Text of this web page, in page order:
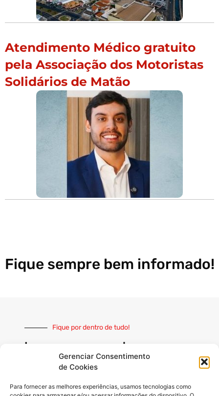
Gerenciar Consentimento
de Cookies
Para fornecer as melhores experiências, usamos tecnologias como
Atendimento Médico gratuito
pela Associação dos Motoristas
Solidários de Matão
Fique sempre bem informado!
Fique por dentro de tudo!
Inscreva-se e receba nossas
notícias sempre atualizadas